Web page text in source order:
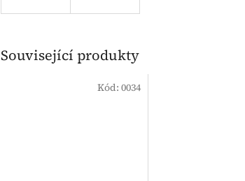
Související produkty
Kód: 0034